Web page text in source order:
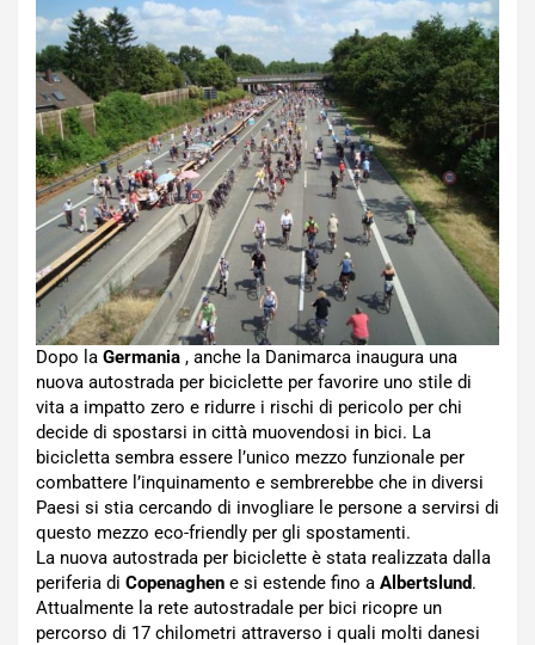
Dopo la Germania , anche la Danimarca inaugura una
nuova autostrada per biciclette per favorire uno stile di
vita a impatto zero e ridurre i rischi di pericolo per chi
decide di spostarsi in città muovendosi in bici. La
bicicletta sembra essere l’unico mezzo funzionale per
combattere l’inquinamento e sembrerebbe che in diversi
Paesi si stia cercando di invogliare le persone a servirsi di
questo mezzo eco-friendly per gli spostamenti.
La nuova autostrada per biciclette è stata realizzata dalla
periferia di Copenaghen e si estende fino a Albertslund.
Attualmente la rete autostradale per bici ricopre un
percorso di 17 chilometri attraverso i quali molti danesi